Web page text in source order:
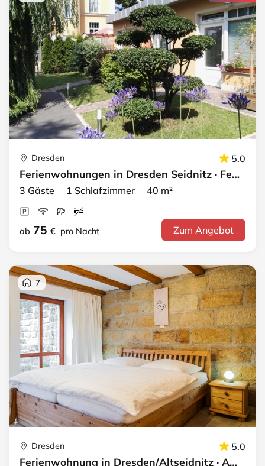
Dresden 5.0
Ferienwohnungen in Dresden Seidnitz · FeWo 4
3 Gäste 1 Schlafzimmer 40 m²
ab 75 € pro Nacht Zum Angebot
7
Dresden 5.0
Ferienwohnung in Dresden/Altseidnitz · Apartment 2